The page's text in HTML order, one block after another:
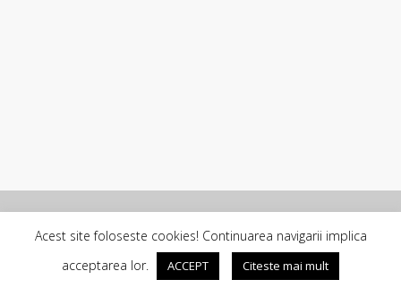
Blog
facebookyoutubetiktok
Acest site foloseste cookies! Continuarea navigarii implica
acceptarea lor.
ACCEPT Citeste mai mult